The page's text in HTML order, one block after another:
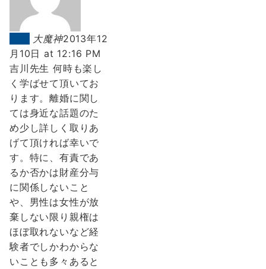
大魔神2013年12
月10日 at 12:16 PM
吉川先生 何時も楽し
く学ばせて頂いてお
ります。離婚に関し
ては身近な話題のた
め少し詳しく取りあ
げて頂ければ幸いで
す。特に、有責であ
るか否かは財産分与
に関係しないこと
や、男性は女性が放
棄しない限り親権は
ほぼ取れないなど経
験者でしかわからな
いことも多々あると